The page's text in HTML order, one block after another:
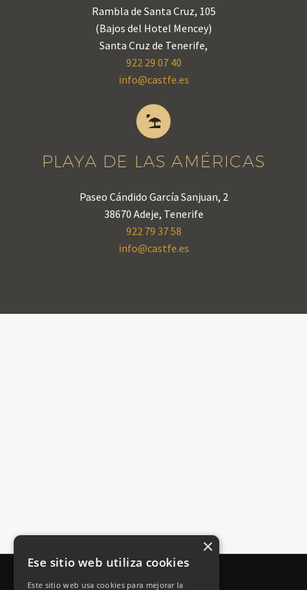
Rambla de Santa Cruz, 105
(Bajos del Hotel Mencey)
Santa Cruz de Tenerife,
922 29 07 40
info@castfe.es


PLAYA DE LAS AMÉRICAS
Paseo Cándido García Sanjuan, 2
38670 Adeje, Tenerife
922 79 37 58
info@castfe.es
×
Ese sitio web utiliza cookies
Este sitio web usa cookies para mejorar la